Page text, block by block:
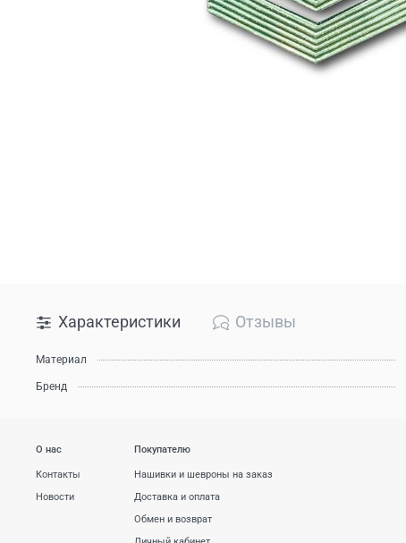
Характеристики Отзывы
Материал
Бренд
О нас
Контакты
Новости
Покупателю
Нашивки и шевроны на заказ
Доставка и оплата
Обмен и возврат